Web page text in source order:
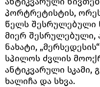
პორტრეტისტის,
წელს შესრულებული
მიერ შესრულებული,
ნახატი,
სპილოს ძვლის
ანტიკვარული სკამი,
ხალიჩა და სხვა.